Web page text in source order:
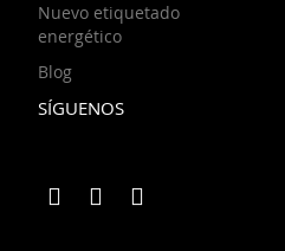
Nuevo etiquetado
energético
Blog
SÍGUENOS